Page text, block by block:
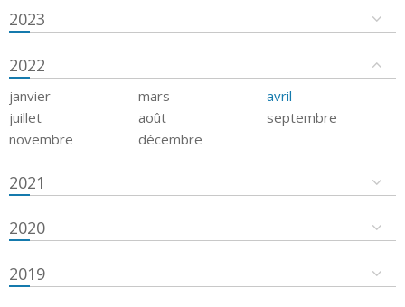
2023
2022
janvier mars
avril
juillet
août
septembre
novembre
décembre
2021
2020
2019